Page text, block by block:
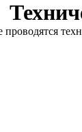
проводятся